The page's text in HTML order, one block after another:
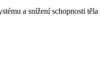
a snížení schopnosti těla